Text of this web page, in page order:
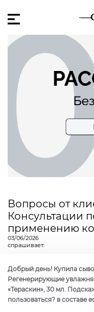
Вопросы от
Консультации
применению
03/06/2026
спрашивает:
Добрый день! Купила
Регенерирующие
«Тераскин», 30 мл.
пользоваться? в составе